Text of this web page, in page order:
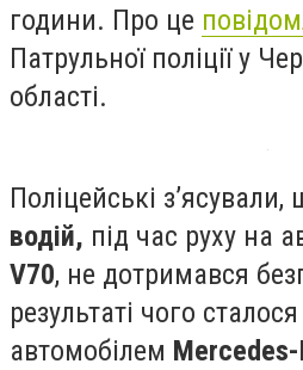
години. Про це
Патрульної поліції у
області.
Поліцейські зʼясували,
водій, під час руху на
V70, не дотримався
результаті чого
автомобілем Mercedes-